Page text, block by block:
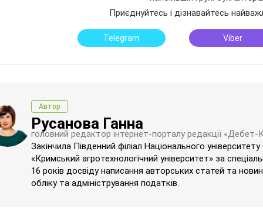
Приєднуйтесь і дізнавайтесь
Telegram Viber
Автор
Русанова Ганна
головний редактор інтернет-порталу редакції «Дебет-
Закінчила Південний філіал Національного
«Кримський агротехнологічний університет» за
16 років досвіду написання авторських статей та
обліку та адміністрування податків.